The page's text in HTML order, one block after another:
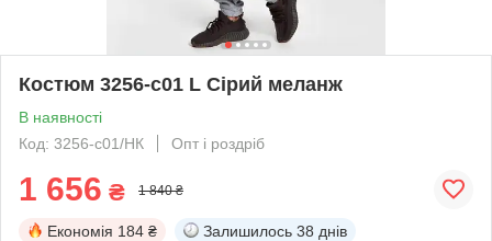
Костюм 3256-c01 L Сірий меланж
В наявності
Код: 3256-с01/НК
Опт і роздріб
1 656 ₴ 1 840 ₴
Економія 184 ₴ Залишилось 38 днів